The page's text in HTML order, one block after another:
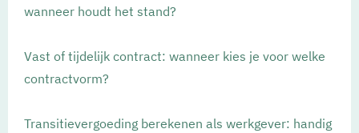
wanneer houdt het stand?
Vast of tijdelijk contract: wanneer kies je voor welke
contractvorm?
Transitievergoeding berekenen als werkgever: handig